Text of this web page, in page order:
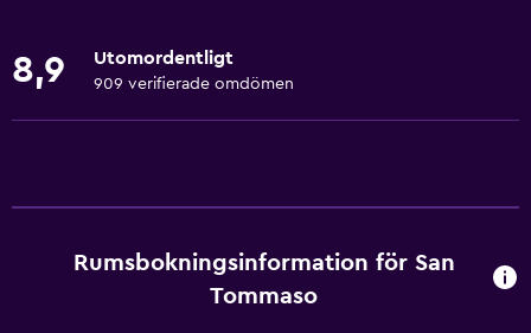
Dusch
Gratis WiFi
Wifi tillgängligt i alla områden
8,9 Utomordentligt
909 verifierade omdömen
Rumsbokningsinformation för San
Tommaso